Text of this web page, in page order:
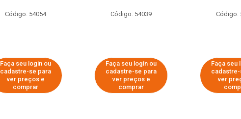
Código: 54054
Faça seu login ou
cadastre-se para
ver preços e
comprar
Código: 54039
Faça seu login ou
cadastre-se para
ver preços e
comprar
Código:
Faça seu
ver